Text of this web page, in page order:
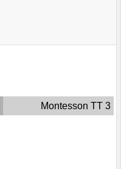
Montesson TT 3